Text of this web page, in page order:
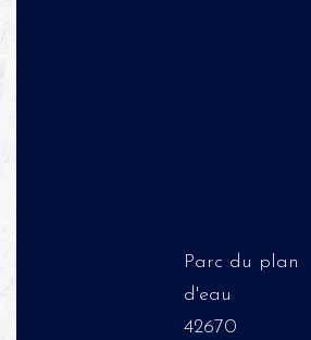
Parc du plan
d'eau
42670